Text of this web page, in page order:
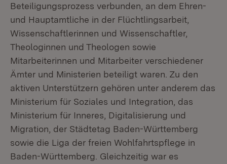
Beteiligungsprozess verbunden, an dem Ehren-
und Hauptamtliche in der Flüchtlingsarbeit,
Wissenschaftlerinnen und Wissenschaftler,
Theologinnen und Theologen sowie
Mitarbeiterinnen und Mitarbeiter verschiedener
Ämter und Ministerien beteiligt waren. Zu den
aktiven Unterstützern gehören unter anderem das
Ministerium für Soziales und Integration, das
Ministerium für Inneres, Digitalisierung und
Migration, der Städtetag Baden-Württemberg
sowie die Liga der freien Wohlfahrtspflege in
Baden-Württemberg. Gleichzeitig war es